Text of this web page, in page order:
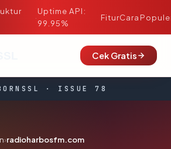
·
Uptime API:
99.95%
FiturCara
Cek Gratis
· ISSUE 78
›radioharbosfm.com